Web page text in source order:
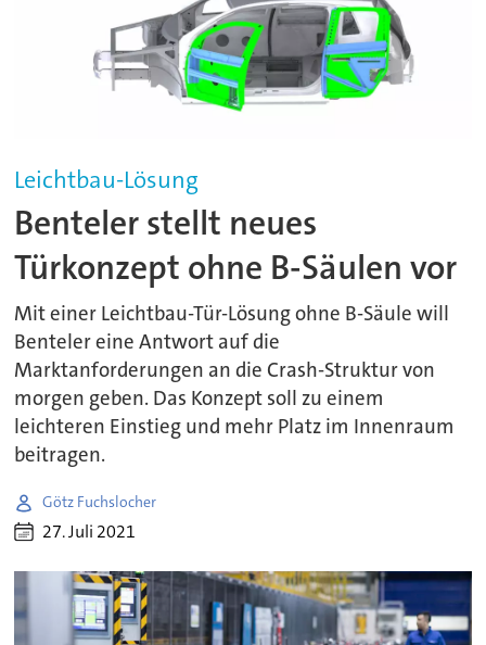
Leichtbau-Lösung
Benteler stellt neues
Türkonzept ohne B-Säulen vor
Mit einer Leichtbau-Tür-Lösung ohne B-Säule will
Benteler eine Antwort auf die
Marktanforderungen an die Crash-Struktur von
morgen geben. Das Konzept soll zu einem
leichteren Einstieg und mehr Platz im Innenraum
beitragen.
Götz Fuchslocher
27. Juli 2021